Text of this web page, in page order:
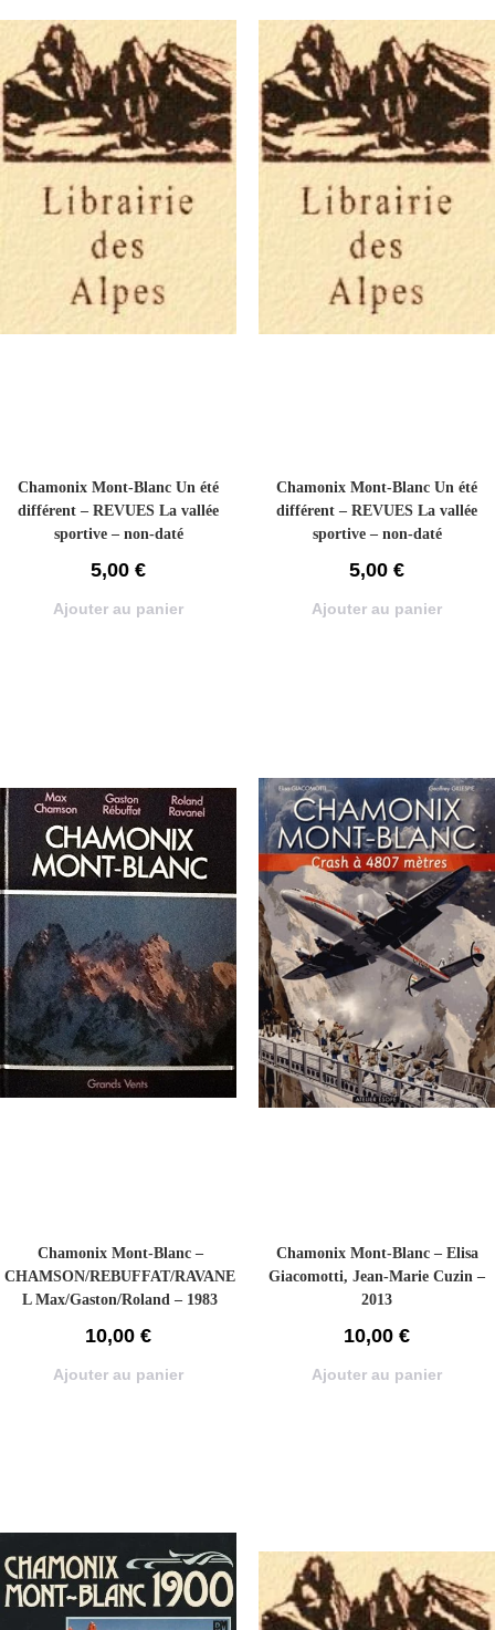
Chamonix Mont-Blanc Un été
différent – REVUES La vallée
sportive – non-daté
5,00 €
Ajouter au panier
Chamonix Mont-Blanc Un été
différent – REVUES La vallée
sportive – non-daté
5,00 €
Ajouter au panier
Chamonix Mont-Blanc –
CHAMSON/REBUFFAT/RAVANE
L Max/Gaston/Roland – 1983
10,00 €
Ajouter au panier
Chamonix Mont-Blanc – Elisa
Giacomotti, Jean-Marie Cuzin –
2013
10,00 €
Ajouter au panier